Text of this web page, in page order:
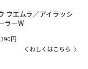
ウエムラ／アイラッシ
ラーW
円
くわしくはこちら